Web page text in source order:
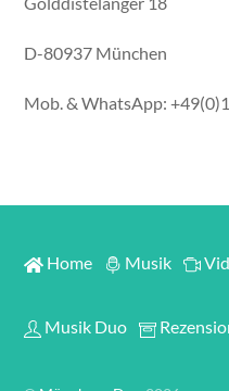
D-80937 München
Mob. & WhatsApp:
Home Musik
Musik Duo